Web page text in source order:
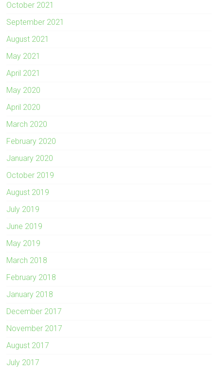
October 2021
September 2021
August 2021
May 2021
April 2021
May 2020
April 2020
March 2020
February 2020
January 2020
October 2019
August 2019
July 2019
June 2019
May 2019
March 2018
February 2018
January 2018
December 2017
November 2017
August 2017
July 2017